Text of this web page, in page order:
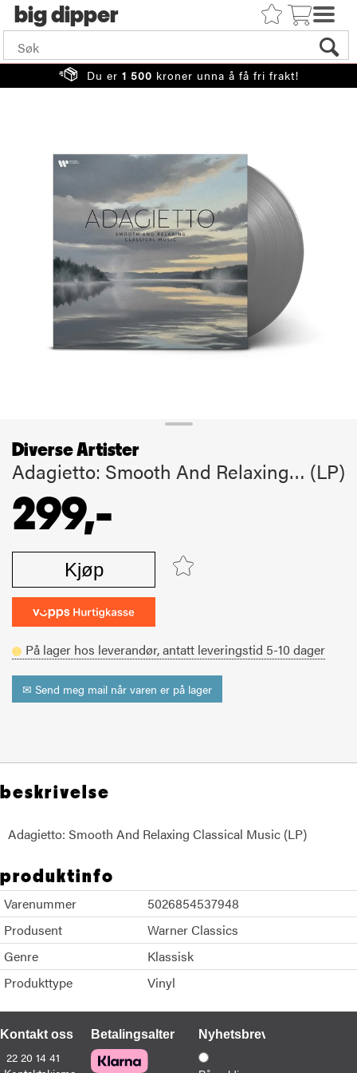
big
Du er 1 500 kroner unna å få fri frakt!
Diverse Artister
Adagietto: Smooth And Relaxing… (LP)
299,-
Kjøp
På lager hos leverandør,antatt leveringstid 5-10 dager
✉ Send meg mail når varen er på lager
beskrivelse
Adagietto: Smooth And Relaxing Classical Music (LP)
produktinfo
Varenummer
5026854537948
Produsent
Warner Classics
Genre
Klassisk
Produkttype
Vinyl
Kontakt oss
22 20 14 41
BetalingsalternativerNyhetsbrev